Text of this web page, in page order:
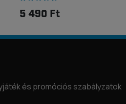
5 490 Ft
és promóciós szabályzatok